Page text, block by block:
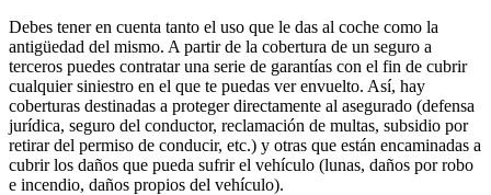
Debes tener en cuenta tanto el uso que le das al coche como la
antigüedad del mismo. A partir de la cobertura de un seguro a
terceros puedes contratar una serie de garantías con el fin de cubrir
cualquier siniestro en el que te puedas ver envuelto. Así, hay
coberturas destinadas a proteger directamente al asegurado (defensa
jurídica, seguro del conductor, reclamación de multas, subsidio por
retirar del permiso de conducir, etc.) y otras que están encaminadas a
cubrir los daños que pueda sufrir el vehículo (lunas, daños por robo
e incendio, daños propios del vehículo).